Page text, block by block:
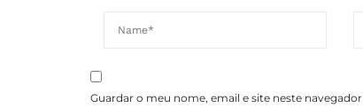
Guardar o meu nome, email e site neste